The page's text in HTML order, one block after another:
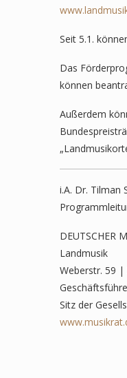
Seit 5.1.
Das
können
Außerdem
i.A. Dr. Tilman
DEUTSCHER
Landmusik
Weberstr. 59 |
Sitz der